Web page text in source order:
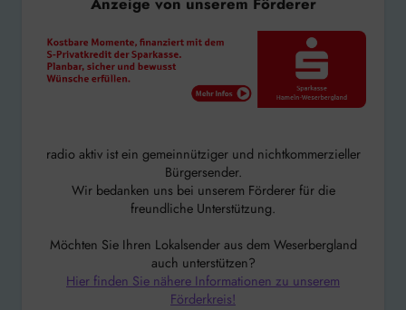
radio aktiv ist ein gemeinnütziger und nichtkommerzieller
Bürgersender.
Wir bedanken uns bei unserem Förderer für die
freundliche Unterstützung.
Möchten Sie Ihren Lokalsender aus dem Weserbergland
auch unterstützen?
Hier finden Sie nähere Informationen zu unserem
Förderkreis!